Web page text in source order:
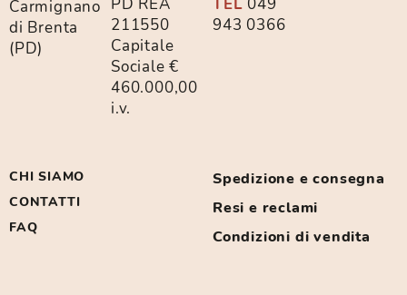
Carmignano
di Brenta
(PD)
PD REA
211550
Capitale
Sociale €
460.000,00
i.v.
TEL 049
943 0366
CHI SIAMO
CONTATTI
FAQ
Spedizione e consegna
Resi e reclami
Condizioni di vendita